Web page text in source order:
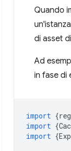
Quando
di asset
Ad
in fase di
import {
import {
import {